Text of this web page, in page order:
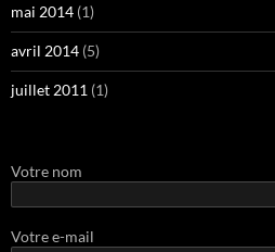
mai 2014 (1)
avril 2014 (5)
juillet 2011 (1)
Votre nom
Votre e-mail